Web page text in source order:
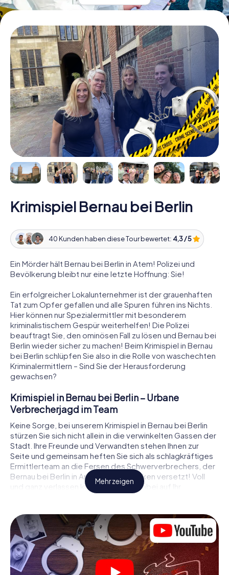
Krimispiel Bernau bei Berlin
40 Kunden haben diese Tour bewertet: 4,3 / 5
Ein Mörder hält Bernau bei Berlin in Atem! Polizei und
Bevölkerung bleibt nur eine letzte Hoffnung: Sie!
Ein erfolgreicher Lokalunternehmer ist der grauenhaften
Tat zum Opfer gefallen und alle Spuren führen ins Nichts.
Hier können nur Spezialermittler mit besonderem
kriminalistischem Gespür weiterhelfen! Die Polizei
beauftragt Sie, den ominösen Fall zu lösen und Bernau bei
Berlin wieder sicher zu machen! Beim Krimispiel in Bernau
bei Berlin schlüpfen Sie also in die Rolle von waschechten
Kriminalermittlern – Sind Sie der Herausforderung
gewachsen?
Krimispiel in Bernau bei Berlin – Urbane
Verbrecherjagd im Team
Keine Sorge, bei unserem Krimispiel in Bernau bei Berlin
stürzen Sie sich nicht allein in die verwinkelten Gassen der
Stadt. Ihre Freunde und Verwandten stehen Ihnen zur
Seite und gemeinsam heften Sie sich als schlagkräftiges
Ermittlerteam an die Fersen des Schwerverbrechers, der
Bernau bei Berlin in Angst und Schrecken versetzt! Voll
und ganz verlassen können Sie sich dabei auf Ihr
wichtigstes Ermittlerutensil, Ihr Smartphone. Mittels GPS-
zu zahlreichen Schauplätzen in Bernau bei Berlin, die mit
der Tat in Verbindung stehen, und schließlich zum Mörder.
An jedem Ort knacken Sie knifflige Rätsel und kommen so
Stück für Stück der Lösung des Falls immer näher. Anders
als bei einem klassischen Krimi Dinner in Bernau bei Berlin
bestimmen also Sie das Geschehen, bewegen sich an der
Mehr zeigen